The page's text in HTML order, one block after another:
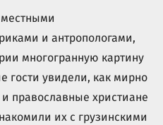
и антропологами,
многогранную картину
гости увидели, как мирно
православные христиане
их с грузинскими